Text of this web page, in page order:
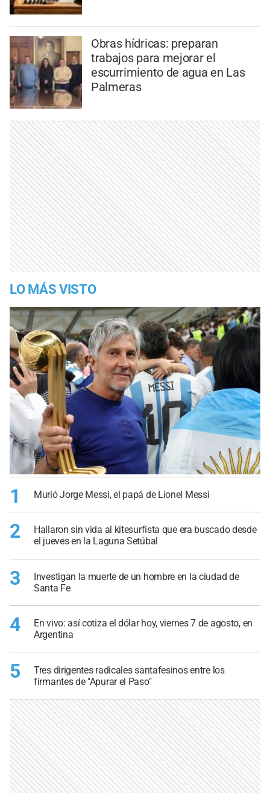
Obras hídricas: preparan
trabajos para mejorar el
escurrimiento de agua en Las
Palmeras
LO MÁS VISTO
1 Murió Jorge Messi, el papá de Lionel Messi
2
Hallaron sin vida al kitesurfista que era buscado desde
el jueves en la Laguna Setúbal
3
Investigan la muerte de un hombre en la ciudad de
Santa Fe
4
En vivo: así cotiza el dólar hoy, viernes 7 de agosto, en
Argentina
5
Tres dirigentes radicales santafesinos entre los
firmantes de "Apurar el Paso"